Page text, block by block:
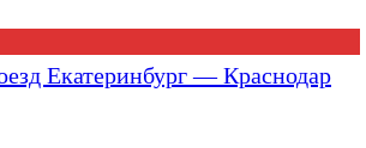
Екатеринбург — Краснодар